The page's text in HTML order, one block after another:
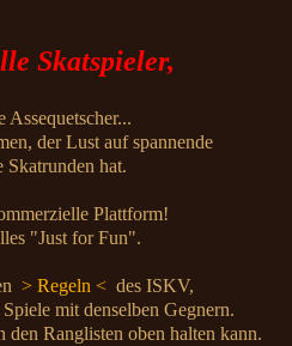
Skatspieler,
Assequetscher...
der Lust auf spannende
Skatrunden hat.
Plattform!
"Just for Fun".
> Regeln < des ISKV,
mit denselben Gegnern.
Ranglisten oben halten kann.